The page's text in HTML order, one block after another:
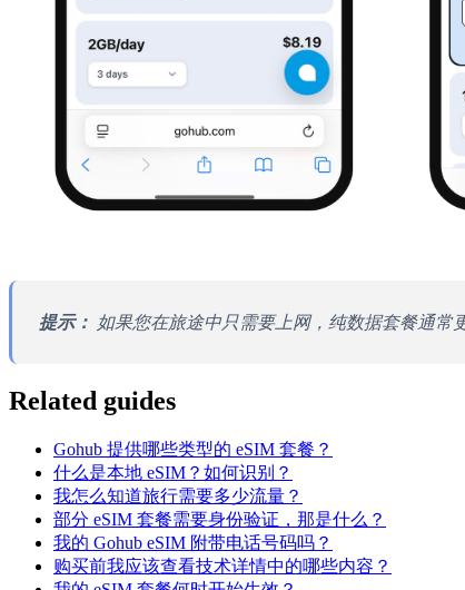
提示： 如果您在旅途中只需要上网，纯数据套餐通常
Related guides
Gohub 提供哪些类型的 eSIM 套餐？
什么是本地 eSIM？如何识别？
我怎么知道旅行需要多少流量？
部分 eSIM 套餐需要身份验证，那是什么？
我的 Gohub eSIM 附带电话号码吗？
购买前我应该查看技术详情中的哪些内容？